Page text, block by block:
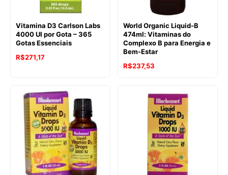
Vitamina D3 Carlson Labs
4000 UI por Gota – 365
Gotas Essenciais
R$271,17
World Organic Liquid-B
474ml: Vitaminas do
Complexo B para Energia e
Bem-Estar
R$237,53